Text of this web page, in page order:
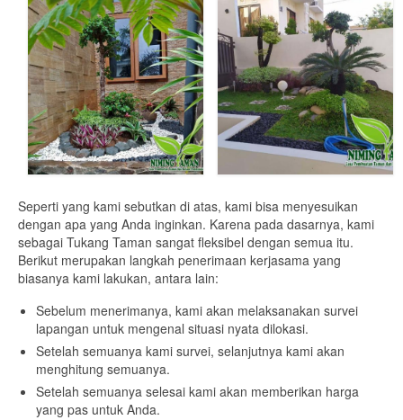
Seperti yang kami sebutkan di atas, kami bisa menyesuikan
dengan apa yang Anda inginkan. Karena pada dasarnya, kami
sebagai Tukang Taman sangat fleksibel dengan semua itu.
Berikut merupakan langkah penerimaan kerjasama yang
biasanya kami lakukan, antara lain:
Sebelum menerimanya, kami akan melaksanakan survei
lapangan untuk mengenal situasi nyata dilokasi.
Setelah semuanya kami survei, selanjutnya kami akan
menghitung semuanya.
Setelah semuanya selesai kami akan memberikan harga
yang pas untuk Anda.